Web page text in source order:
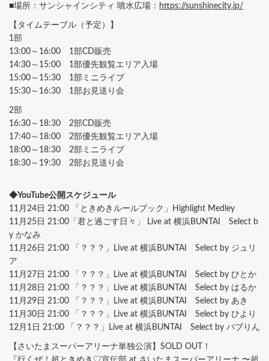
■場所：サンシャインシティ 噴水広場： https://sunshinecity.jp/
【タイムテーブル（予定）】
1部
13:00～16:00 1部CD販売
14:30～15:00 1部優先観覧エリア入場
15:00～15:30 1部ミニライブ
15:30～16:30 1部お見送り会
2部
16:30～18:30 2部CD販売
17:40～18:00 2部優先観覧エリア入場
18:00～18:30 2部ミニライブ
18:30～19:30 2部お見送り会
◆YouTube公開スケジュール
11月24日 21:00 「ときめきルールブック」Highlight Medley
11月25日 21:00「君と過ごす日々」 Live at 横浜BUNTAI Select b
y かなみ
11月26日 21:00 「？？？」Live at 横浜BUNTAI Select by ジュリ
ア
11月27日 21:00 「？？？」Live at 横浜BUNTAI Select by ひとか
11月28日 21:00 「？？？」Live at 横浜BUNTAI Select by はるか
11月29日 21:00 「？？？」Live at 横浜BUNTAI Select by あき
11月30日 21:00 「？？？」Live at 横浜BUNTAI Select by ひより
12月1日 21:00 「？？？」Live at 横浜BUNTAI Select by パブりん
【さいたまスーパーアリーナ単独公演】SOLD OUT！